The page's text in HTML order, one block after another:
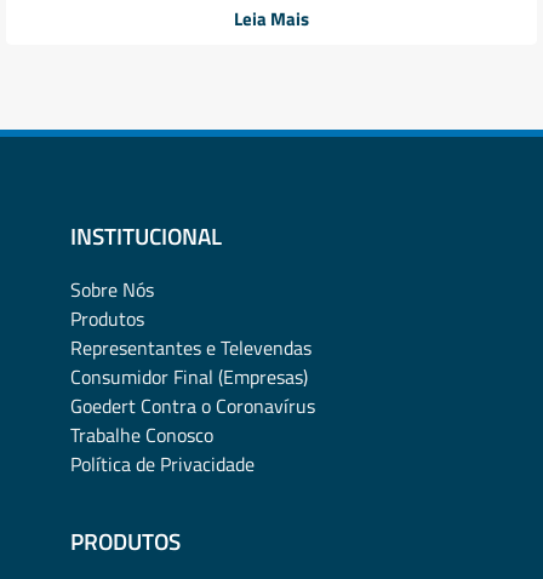
Leia Mais
INSTITUCIONAL
Sobre Nós
Produtos
Representantes e Televendas
Consumidor Final (Empresas)
Goedert Contra o Coronavírus
Trabalhe Conosco
Política de Privacidade
PRODUTOS